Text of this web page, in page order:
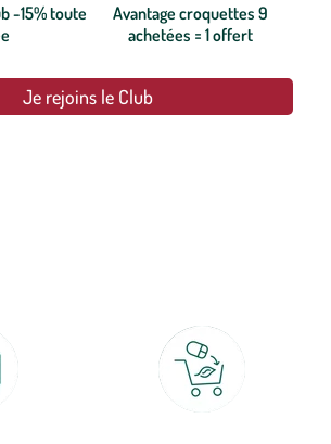
-15% toute
Avantage croquettes 9
achetées = 1 offert
Je rejoins le Club